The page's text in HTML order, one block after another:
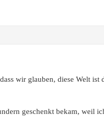
wir glauben, diese Welt ist
geschenkt bekam, weil